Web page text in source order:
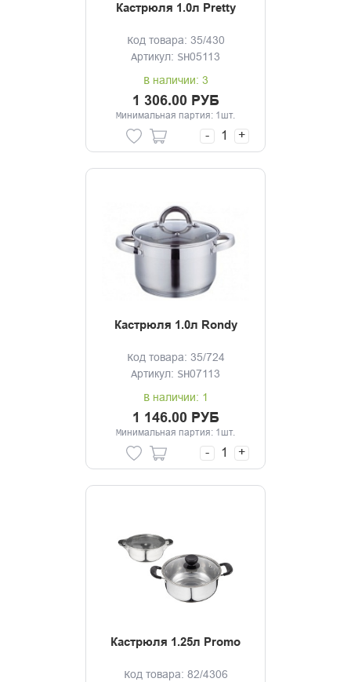
Кастрюля 1.0л Pretty
Код товара: 35/430
Артикул: SH05113
В наличии: 3
1 306.00 РУБ
Минимальная партия: 1шт.
- +
Кастрюля 1.0л Rondy
Код товара: 35/724
Артикул: SH07113
В наличии: 1
1 146.00 РУБ
Минимальная партия: 1шт.
- +
Кастрюля 1.25л Promo
Код товара: 82/4306